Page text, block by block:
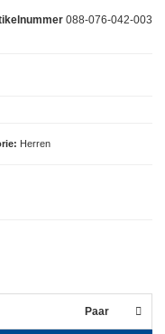
088-076-042-003
Herren
Paar